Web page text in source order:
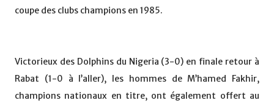
coupe des clubs champions en 1985.
Victorieux des Dolphins du Nigeria (3-0) en finale retour à
Rabat (1-0 à l’aller), les hommes de M’hamed Fakhir,
champions nationaux en titre, ont également offert au